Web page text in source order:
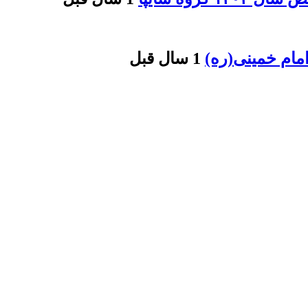
خمینی(ره) 1 سال قبل